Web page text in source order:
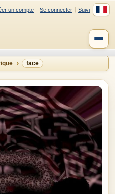
un compte Se connecter Suivi
face